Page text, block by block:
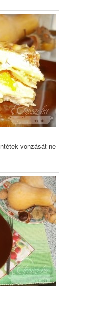
vonzását ne